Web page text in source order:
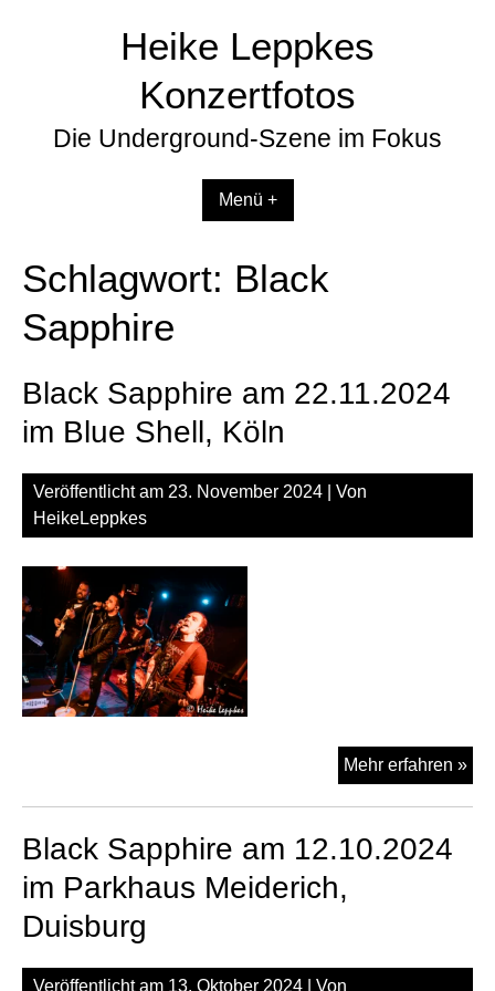
Heike Leppkes
Konzertfotos
Die Underground-Szene im Fokus
Menü +
Schlagwort: Black
Sapphire
Black Sapphire am 22.11.2024
im Blue Shell, Köln
Veröffentlicht am 23. November 2024 | Von
HeikeLeppkes
Mehr erfahren »
Black Sapphire am 12.10.2024
im Parkhaus Meiderich,
Duisburg
Veröffentlicht am 13. Oktober 2024 | Von